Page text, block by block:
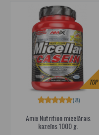
TOP
Amix Nutrition micelārais
kazeīns 1000 g.
(8)